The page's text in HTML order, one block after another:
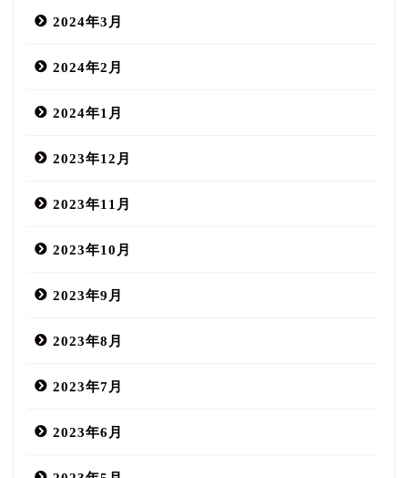
2024年3月
2024年2月
2024年1月
2023年12月
2023年11月
2023年10月
2023年9月
2023年8月
2023年7月
2023年6月